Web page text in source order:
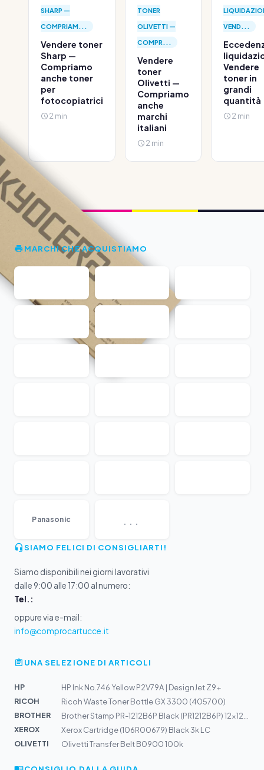
SHARP —
COMPRIAM...
Vendere toner
Sharp —
Compriamo
anche toner
per
fotocopiatrici
2 min
TONER
OLIVETTI —
COMPR...
Vendere
toner
Olivetti —
Compriamo
anche
marchi
italiani
2 min
VEND...
Vendere
toner in
grandi
quantità
2 min
MARCHI CHE ACQUISTIAMO
Panasonic ...
SIAMO FELICI DI CONSIGLIARTI!
Siamo disponibili nei giorni lavorativi
dalle 9:00 alle 17:00 al numero:
Tel.:
oppure via e-mail:
info@comprocartucce.it
UNA SELEZIONE DI ARTICOLI
HP
HP Ink No.746 Yellow P2V79A | DesignJet Z9+
RICOH
Ricoh Waste Toner Bottle GX 3300 (405700)
BROTHER
XEROX
Xerox Cartridge (106R00679) Black 3k LC
OLIVETTI
Olivetti Transfer Belt B0900 100k